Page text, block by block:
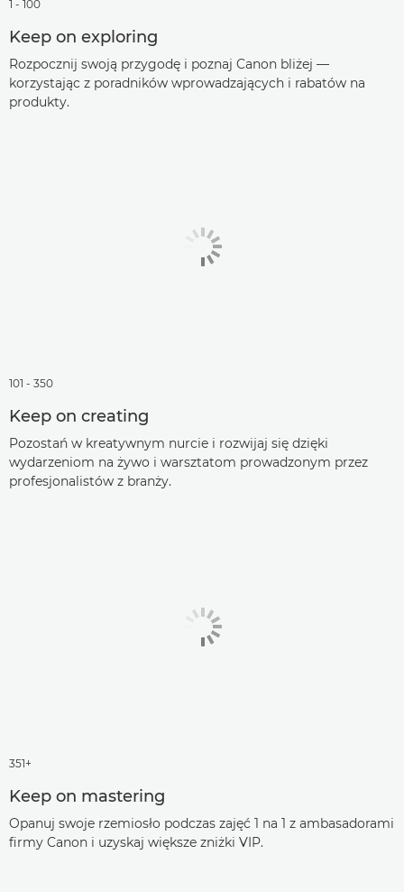
1 - 100
Keep on exploring
Rozpocznij swoją przygodę i poznaj Canon bliżej —
korzystając z poradników wprowadzających i rabatów na
produkty.
101 - 350
Keep on creating
Pozostań w kreatywnym nurcie i rozwijaj się dzięki
wydarzeniom na żywo i warsztatom prowadzonym przez
profesjonalistów z branży.
351+
Keep on mastering
Opanuj swoje rzemiosło podczas zajęć 1 na 1 z ambasadorami
firmy Canon i uzyskaj większe zniżki VIP.